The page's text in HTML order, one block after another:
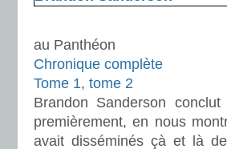
au Panthéon
Chronique complète
Tome 1, tome 2
Brandon Sanderson
premièrement, en nous
avait disséminés çà et là